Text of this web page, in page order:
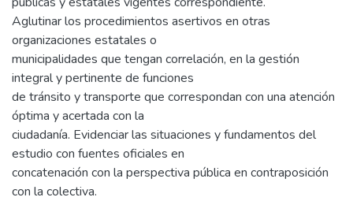
Aglutinar los procedimientos asertivos en otras
organizaciones estatales o
municipalidades que tengan correlación, en la gestión
integral y pertinente de funciones
de tránsito y transporte que correspondan con una atención
óptima y acertada con la
ciudadanía. Evidenciar las situaciones y fundamentos del
estudio con fuentes oficiales en
concatenación con la perspectiva pública en contraposición
con la colectiva.